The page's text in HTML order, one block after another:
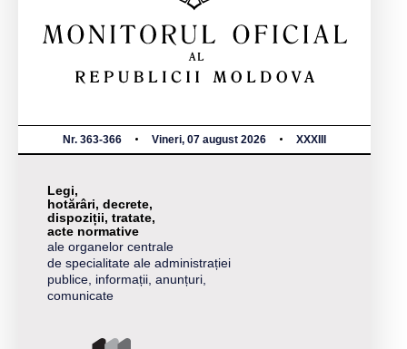
Nr. 363-366 Vineri, 07 august 2026 XXXIII
Legi,
hotărâri, decrete,
dispoziții, tratate,
acte normative
ale organelor centrale
de specialitate ale administrației
publice, informații, anunțuri,
comunicate